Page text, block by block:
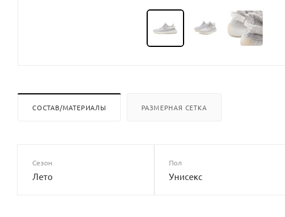
СОСТАВ/МАТЕРИАЛЫ РАЗМЕРНАЯ СЕТКА
Сезон
Лето
Пол
Унисекс